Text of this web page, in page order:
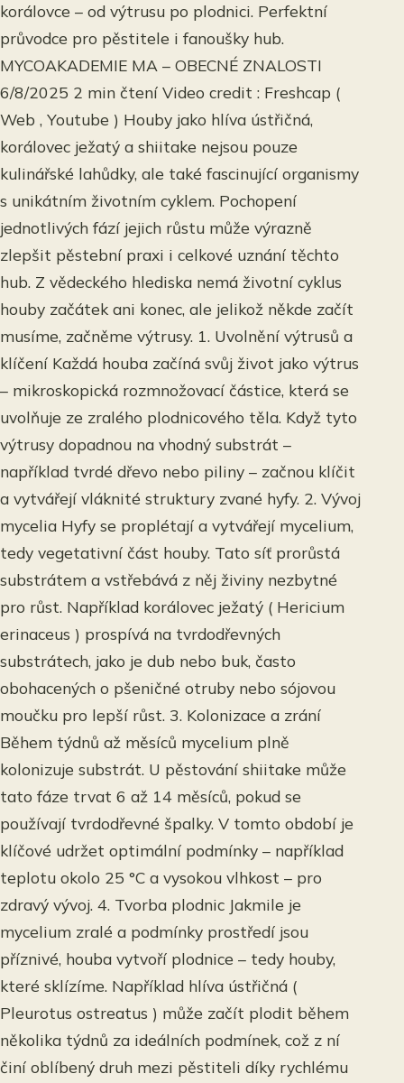
korálovce – od výtrusu po plodnici. Perfektní
průvodce pro pěstitele i fanoušky hub.
MYCOAKADEMIE MA – OBECNÉ ZNALOSTI
6/8/2025 2 min čtení Video credit : Freshcap (
Web , Youtube ) Houby jako hlíva ústřičná,
korálovec ježatý a shiitake nejsou pouze
kulinářské lahůdky, ale také fascinující organismy
s unikátním životním cyklem. Pochopení
jednotlivých fází jejich růstu může výrazně
zlepšit pěstební praxi i celkové uznání těchto
hub. Z vědeckého hlediska nemá životní cyklus
houby začátek ani konec, ale jelikož někde začít
musíme, začněme výtrusy. 1. Uvolnění výtrusů a
klíčení Každá houba začíná svůj život jako výtrus
– mikroskopická rozmnožovací částice, která se
uvolňuje ze zralého plodnicového těla. Když tyto
výtrusy dopadnou na vhodný substrát –
například tvrdé dřevo nebo piliny – začnou klíčit
a vytvářejí vláknité struktury zvané hyfy. 2. Vývoj
mycelia Hyfy se proplétají a vytvářejí mycelium,
tedy vegetativní část houby. Tato síť prorůstá
substrátem a vstřebává z něj živiny nezbytné
pro růst. Například korálovec ježatý ( Hericium
erinaceus ) prospívá na tvrdodřevných
substrátech, jako je dub nebo buk, často
obohacených o pšeničné otruby nebo sójovou
moučku pro lepší růst. 3. Kolonizace a zrání
Během týdnů až měsíců mycelium plně
kolonizuje substrát. U pěstování shiitake může
tato fáze trvat 6 až 14 měsíců, pokud se
používají tvrdodřevné špalky. V tomto období je
klíčové udržet optimální podmínky – například
teplotu okolo 25 °C a vysokou vlhkost – pro
zdravý vývoj. 4. Tvorba plodnic Jakmile je
mycelium zralé a podmínky prostředí jsou
příznivé, houba vytvoří plodnice – tedy houby,
které sklízíme. Například hlíva ústřičná (
Pleurotus ostreatus ) může začít plodit během
několika týdnů za ideálních podmínek, což z ní
činí oblíbený druh mezi pěstiteli díky rychlému